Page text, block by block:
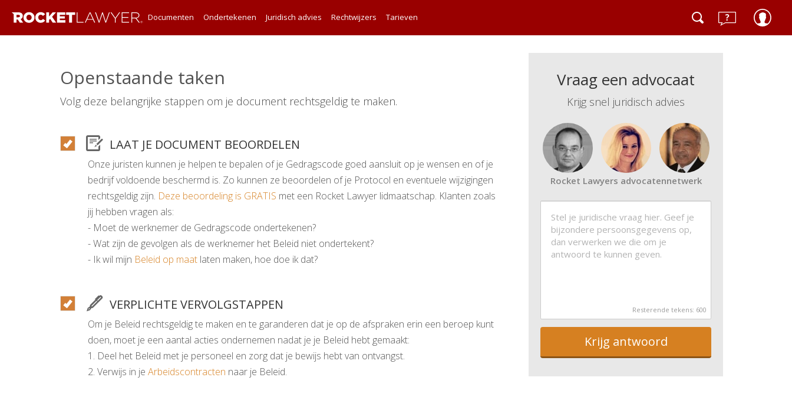
Documenten Ondertekenen Juridisch advies Rechtwijzers Tarieven
Openstaande taken
Volg deze belangrijke stappen om je document rechtsgeldig te maken.
LAAT JE DOCUMENT BEOORDELEN
Onze juristen kunnen je helpen te bepalen of je Gedragscode goed aansluit op je wensen en of je
bedrijf voldoende beschermd is. Zo kunnen ze beoordelen of je Protocol en eventuele wijzigingen
rechtsgeldig zijn. Deze beoordeling is GRATIS met een Rocket Lawyer lidmaatschap. Klanten zoals
jij hebben vragen als:
- Moet de werknemer de Gedragscode ondertekenen?
- Wat zijn de gevolgen als de werknemer het Beleid niet ondertekent?
- Ik wil mijn Beleid op maat laten maken, hoe doe ik dat?
VERPLICHTE VERVOLGSTAPPEN
Om je Beleid rechtsgeldig te maken en te garanderen dat je op de afspraken erin een beroep kunt
doen, moet je een aantal acties ondernemen nadat je je Beleid hebt gemaakt:
1. Deel het Beleid met je personeel en zorg dat je bewijs hebt van ontvangst.
2. Verwijs in je Arbeidscontracten naar je Beleid.
Vraag een advocaat
Krijg snel juridisch advies
Rocket Lawyers advocatennetwerk
Resterende tekens: 600
Krijg antwoord